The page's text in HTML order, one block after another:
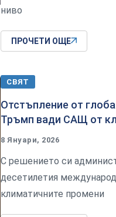
ниво
ПРОЧЕТИ ОЩЕ
СВЯТ
Отстъпление от
Тръмп вади САЩ от
8 Януари, 2026
С решението си
десетилетия
климатичните промени